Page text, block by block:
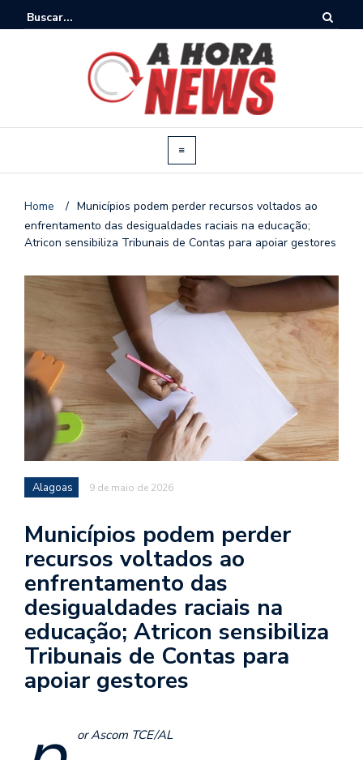
Home / Municípios podem perder recursos voltados ao
enfrentamento das desigualdades raciais na educação;
Atricon sensibiliza Tribunais de Contas para apoiar gestores
Alagoas 9 de maio de 2026
Municípios podem perder
recursos voltados ao
enfrentamento das
desigualdades raciais na
educação; Atricon sensibiliza
Tribunais de Contas para
apoiar gestores
or Ascom TCE/AL